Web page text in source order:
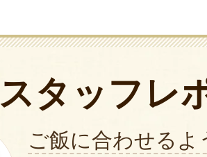
スタッフレ
ご飯に合わせるよ